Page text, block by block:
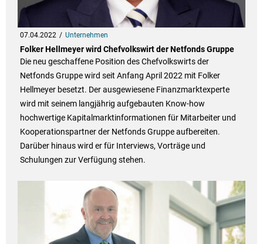
07.04.2022 Unternehmen
Folker Hellmeyer wird Chefvolkswirt der Netfonds Gruppe
Die neu geschaffene Position des Chefvolkswirts der
Netfonds Gruppe wird seit Anfang April 2022 mit Folker
Hellmeyer besetzt. Der ausgewiesene Finanzmarktexperte
wird mit seinem langjährig aufgebauten Know-how
hochwertige Kapitalmarktinformationen für Mitarbeiter und
Kooperationspartner der Netfonds Gruppe aufbereiten.
Darüber hinaus wird er für Interviews, Vorträge und
Schulungen zur Verfügung stehen.